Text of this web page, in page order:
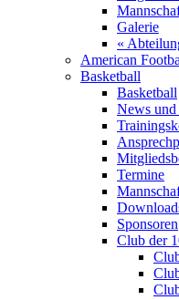
Galerie
«
American
Basketball
Basketball
News
Termine
Sponsoren
Club der